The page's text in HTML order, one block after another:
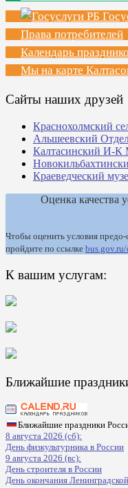
Права потребителей
Календарь
Мы на карте
Сайты наших друзей
Краснохолмский
Альшеевский
Калтасинский И-К
Краеведческий
Оценка качества
Чтобы оценить условия предо-
пройдите по ссылке
К вашим услугам:
Ближайшие
Ближайшие праздники
8 августа 2026 (сб):
День физкультурника в России
9 августа 2026 (вс):
День строителя в России
День окончания